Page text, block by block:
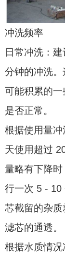
冲洗频率
日常冲洗：
分钟的冲洗
可能积累的
是否正常。
根据使用量
天使用超过
量略有下降
行一次 5 - 10
芯截留的杂
滤芯的通透。
根据水质情